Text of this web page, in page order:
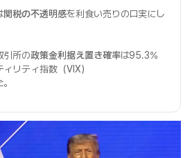
関税の不透明感を利食い売りの口実にし
引所の政策金利据え置き確率は95.3%
リティ指数（VIX）